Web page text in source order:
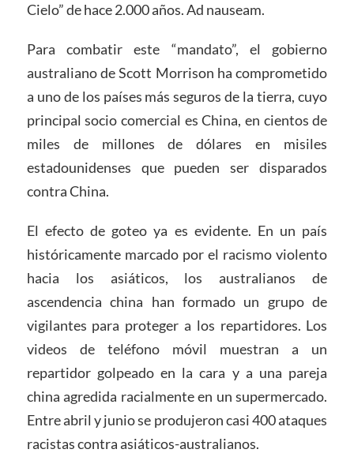
Cielo” de hace 2.000 años. Ad nauseam.
Para combatir este “mandato”, el gobierno
australiano de Scott Morrison ha comprometido
a uno de los países más seguros de la tierra, cuyo
principal socio comercial es China, en cientos de
miles de millones de dólares en misiles
estadounidenses que pueden ser disparados
contra China.
El efecto de goteo ya es evidente. En un país
históricamente marcado por el racismo violento
hacia los asiáticos, los australianos de
ascendencia china han formado un grupo de
vigilantes para proteger a los repartidores. Los
videos de teléfono móvil muestran a un
repartidor golpeado en la cara y a una pareja
china agredida racialmente en un supermercado.
Entre abril y junio se produjeron casi 400 ataques
racistas contra asiáticos-australianos.